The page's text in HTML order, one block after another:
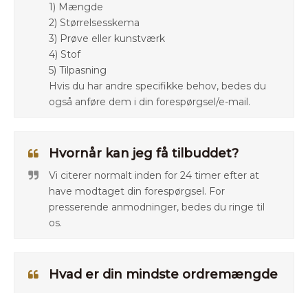
1) Mængde
2) Størrelsesskema
3) Prøve eller kunstværk
4) Stof
5) Tilpasning
Hvis du har andre specifikke behov, bedes du
også anføre dem i din forespørgsel/e-mail.
Hvornår kan jeg få tilbuddet?
Vi citerer normalt inden for 24 timer efter at
have modtaget din forespørgsel. For
presserende anmodninger, bedes du ringe til
os.
Hvad er din mindste ordremængde